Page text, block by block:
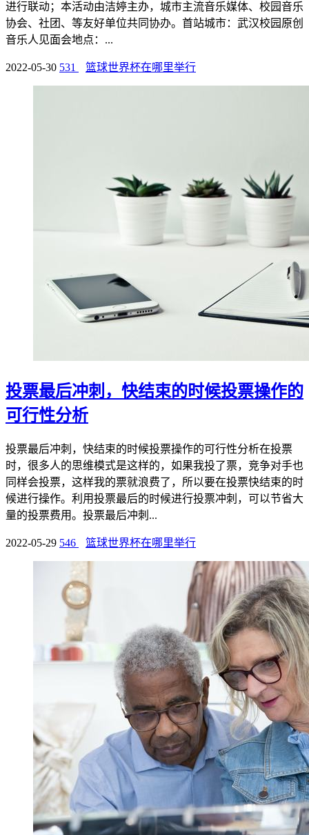
进行联动；本活动由洁婷主办，城市主流音乐媒体、校园音乐
协会、社团、等友好单位共同协办。首站城市：武汉校园原创
音乐人见面会地点：...
2022-05-30 531 篮球世界杯在哪里举行
投票最后冲刺，快结束的时候投票操作的
可行性分析
投票最后冲刺，快结束的时候投票操作的可行性分析在投票
时，很多人的思维模式是这样的，如果我投了票，竞争对手也
同样会投票，这样我的票就浪费了，所以要在投票快结束的时
候进行操作。利用投票最后的时候进行投票冲刺，可以节省大
量的投票费用。投票最后冲刺...
2022-05-29 546 篮球世界杯在哪里举行